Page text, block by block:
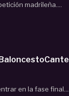
madrileña....
ESTUDIANTES Vs. FUENLABRADA - 29-10-2012
en la fase final....